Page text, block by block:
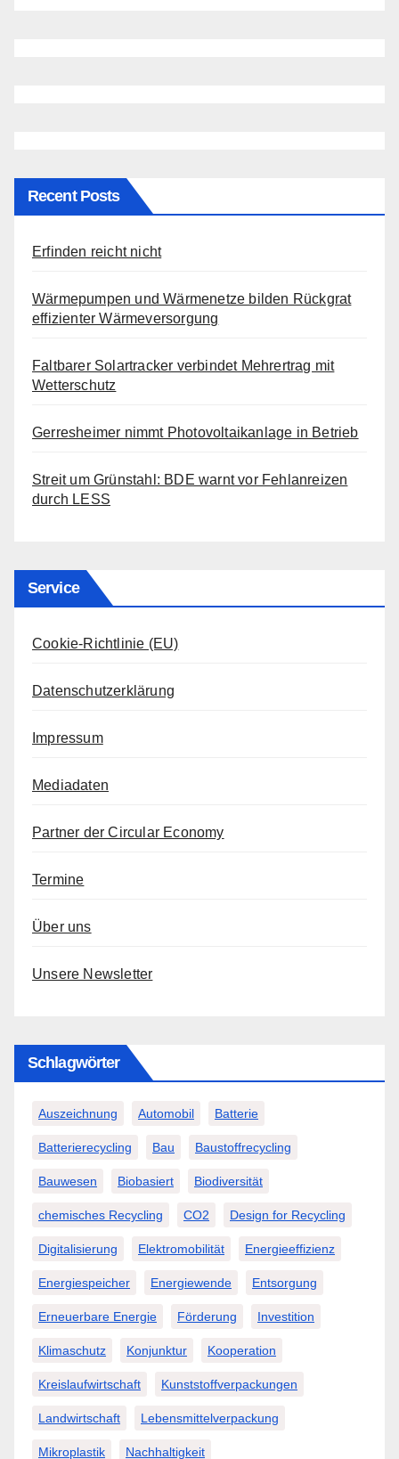
Recent Posts
Erfinden reicht nicht
Wärmepumpen und Wärmenetze bilden Rückgrat
effizienter Wärmeversorgung
Faltbarer Solartracker verbindet Mehrertrag mit
Wetterschutz
Gerresheimer nimmt Photovoltaikanlage in Betrieb
Streit um Grünstahl: BDE warnt vor Fehlanreizen
durch LESS
Service
Cookie-Richtlinie (EU)
Datenschutzerklärung
Impressum
Mediadaten
Partner der Circular Economy
Termine
Über uns
Unsere Newsletter
Schlagwörter
Auszeichnung Automobil Batterie
Batterierecycling Bau Baustoffrecycling
Bauwesen Biobasiert Biodiversität
chemisches Recycling CO2 Design for Recycling
Digitalisierung Elektromobilität Energieeffizienz
Energiespeicher Energiewende Entsorgung
Erneuerbare Energie Förderung Investition
Klimaschutz Konjunktur Kooperation
Kreislaufwirtschaft Kunststoffverpackungen
Landwirtschaft Lebensmittelverpackung
Mikroplastik Nachhaltigkeit